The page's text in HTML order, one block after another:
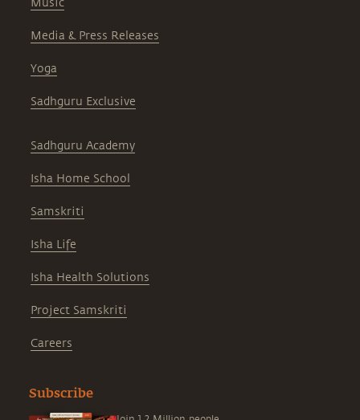
Music
Media & Press Releases
Yoga
Sadhguru Exclusive
Sadhguru Academy
Isha Home School
Samskriti
Isha Life
Isha Health Solutions
Project Samskriti
Careers
Subscribe